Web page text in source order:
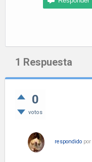
1 Respuesta
0
votos
respondido por